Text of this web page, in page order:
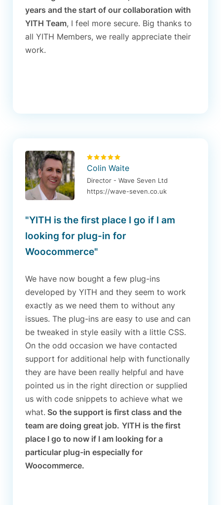
years and the start of our collaboration with
YITH Team, I feel more secure. Big thanks to
all YITH Members, we really appreciate their
work.
Colin Waite
Director - Wave Seven Ltd
https://wave-seven.co.uk
"YITH is the first place I go if I am
looking for plug-in for
Woocommerce"
We have now bought a few plug-ins
developed by YITH and they seem to work
exactly as we need them to without any
issues. The plug-ins are easy to use and can
be tweaked in style easily with a little CSS.
On the odd occasion we have contacted
support for additional help with functionally
they are have been really helpful and have
pointed us in the right direction or supplied
us with code snippets to achieve what we
what. So the support is first class and the
team are doing great job. YITH is the first
place I go to now if I am looking for a
particular plug-in especially for
Woocommerce.